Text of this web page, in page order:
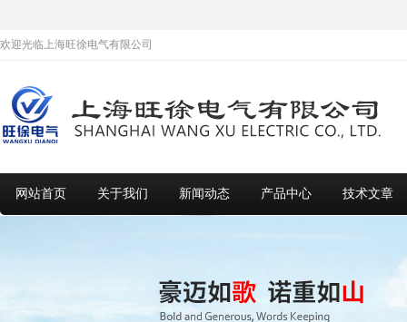
欢迎光临上海旺徐电气有限公司
网站首页 关于我们 新闻动态 产品中心 技术文章